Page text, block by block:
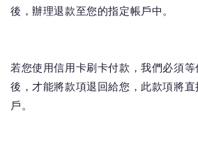
後，辦理退款至您的指定帳戶中。
若您使用信用卡刷卡付款，我們必須
後，才能將款項退回給您，此款項將
戶。